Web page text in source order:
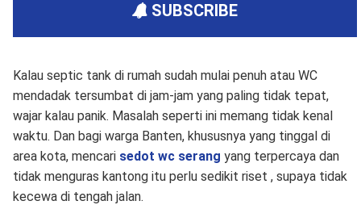
SUBSCRIBE
Kalau septic tank di rumah sudah mulai penuh atau WC
mendadak tersumbat di jam-jam yang paling tidak tepat,
wajar kalau panik. Masalah seperti ini memang tidak kenal
waktu. Dan bagi warga Banten, khususnya yang tinggal di
area kota, mencari sedot wc serang yang terpercaya dan
tidak menguras kantong itu perlu sedikit riset , supaya tidak
kecewa di tengah jalan.